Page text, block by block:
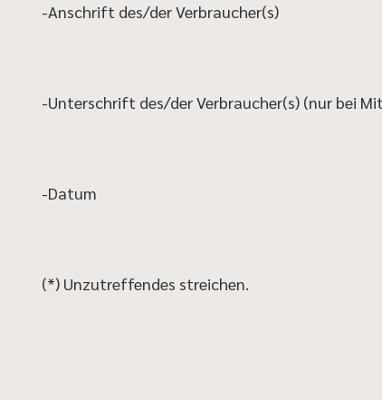
-Anschrift des/der Verbraucher(s)
-Unterschrift des/der Verbraucher(s) (nur bei
-Datum
(*) Unzutreffendes streichen.